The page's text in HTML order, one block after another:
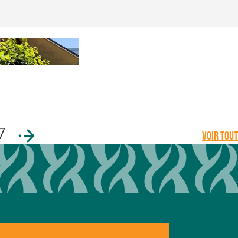
VOIR TOUT